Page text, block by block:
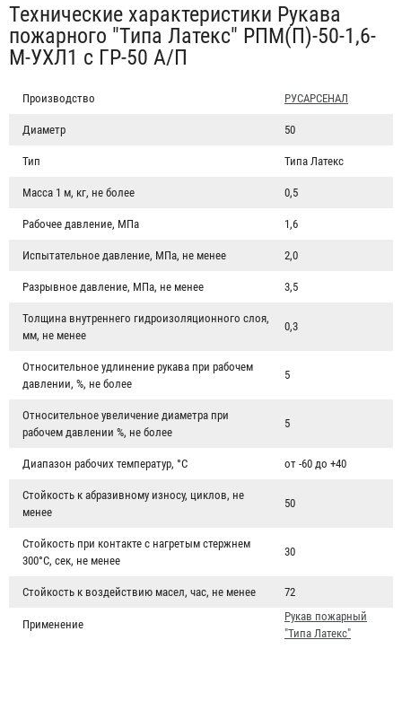
Табы
Технические характеристики Рукава
пожарного "Типа Латекс" РПМ(П)-50-1,6-
М-УХЛ1 с ГР-50 А/П
Производство РУСАРСЕНАЛ
Диаметр 50
Тип Типа Латекс
Масса 1 м, кг, не более 0,5
Рабочее давление, МПа 1,6
Испытательное давление, МПа, не менее 2,0
Разрывное давление, МПа, не менее 3,5
Толщина внутреннего гидроизоляционного слоя,
мм, не менее
0,3
Относительное удлинение рукава при рабочем
давлении, %, не более
5
Относительное увеличение диаметра при
рабочем давлении %, не более
5
Диапазон рабочих температур, °C от -60 до +40
Стойкость к абразивному износу, циклов, не
менее
50
Стойкость при контакте с нагретым стержнем
300°С, сек, не менее
30
Стойкость к воздействию масел, час, не менее 72
Применение
Рукав пожарный
"Типа Латекс"
Рукав пожарный "Типа Латекс" РПМ(П)-65-1,6-М-УХЛ1 с